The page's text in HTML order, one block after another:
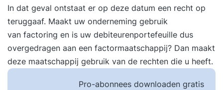
In dat geval ontstaat er op deze datum een recht op
teruggaaf. Maakt uw onderneming gebruik
van factoring en is uw debiteurenportefeuille dus
overgedragen aan een factormaatschappij? Dan maakt
deze maatschappij gebruik van de rechten die u heeft.
Pro-abonnees downloaden gratis